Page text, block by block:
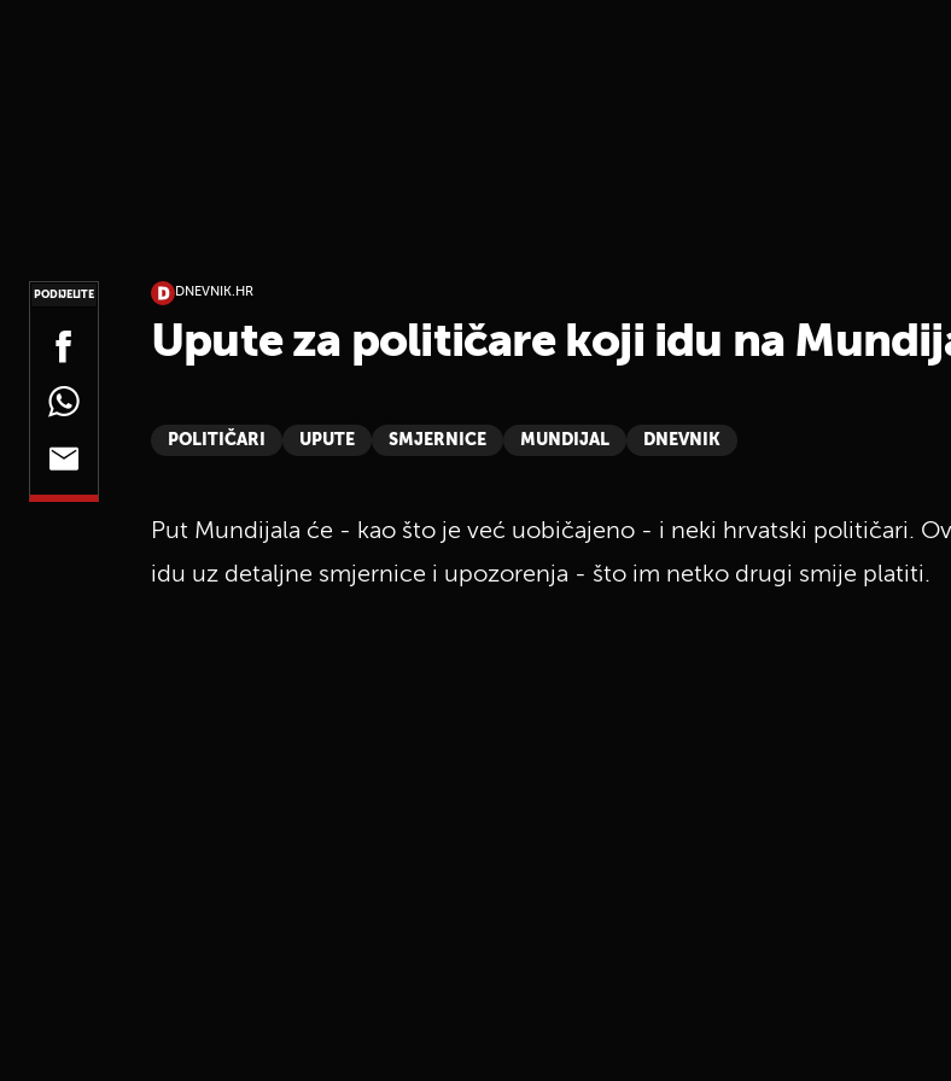
PODIJELITE DNEVNIK.HR
Upute za političare koji idu na
POLITIČARI UPUTE SMJERNICE MUNDIJAL DNEVNIK
Put Mundijala će - kao što je već uobičajeno - i neki hrvatski političari.
idu uz detaljne smjernice i upozorenja - što im netko drugi smije platiti.